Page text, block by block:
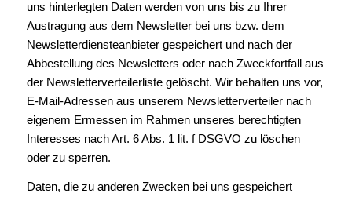
uns hinterlegten Daten werden von uns bis zu Ihrer
Austragung aus dem Newsletter bei uns bzw. dem
Newsletterdiensteanbieter gespeichert und nach der
Abbestellung des Newsletters oder nach Zweckfortfall aus
der Newsletterverteilerliste gelöscht. Wir behalten uns vor,
E-Mail-Adressen aus unserem Newsletterverteiler nach
eigenem Ermessen im Rahmen unseres berechtigten
Interesses nach Art. 6 Abs. 1 lit. f DSGVO zu löschen
oder zu sperren.
Daten, die zu anderen Zwecken bei uns gespeichert